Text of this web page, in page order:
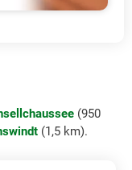
(950
(1,5 km).